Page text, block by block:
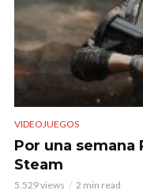
VIDEOJUEGOS
Por una semana
Steam
5.529 views 2 min read